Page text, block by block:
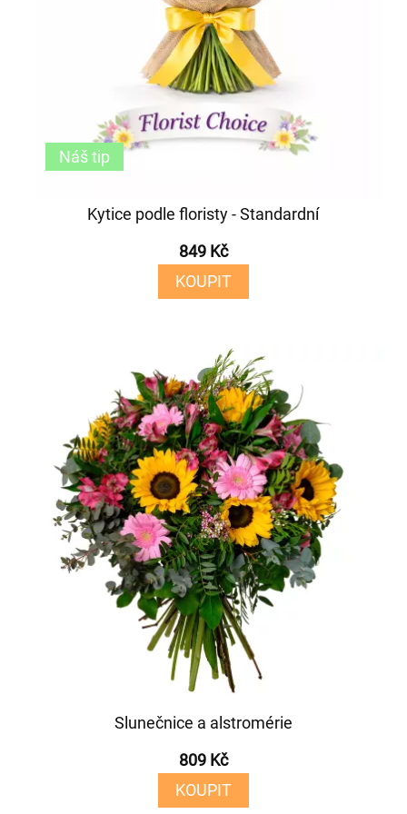
Kytice podle floristy - Standardní
849 Kč
KOUPIT
Náš tip
Slunečnice a alstromérie
809 Kč
KOUPIT